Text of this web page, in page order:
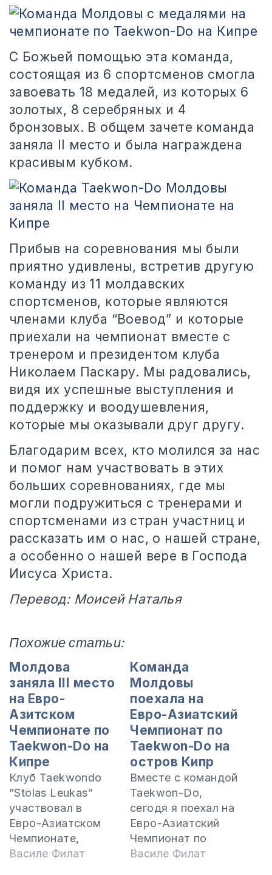
С Божьей помощью эта команда,
состоящая из 6 спортсменов смогла
завоевать 18 медалей, из которых 6
золотых, 8 серебряных и 4
бронзовых. В общем зачете команда
заняла II место и была награждена
красивым кубком.
Прибыв на соревнования мы были
приятно удивлены, встретив другую
команду из 11 молдавских
спортсменов, которые являются
членами клуба “Воевод” и которые
приехали на чемпионат вместе с
тренером и президентом клуба
Николаем Паскару. Мы радовались,
видя их успешные выступления и
поддержку и воодушевления,
которые мы оказывали друг другу.
Благодарим всех, кто молился за нас
и помог нам участвовать в этих
больших соревнованиях, где мы
могли подружиться с тренерами и
спортсменами из стран участниц и
рассказать им о нас, о нашей стране,
а особенно о нашей вере в Господа
Иисуса Христа.
Перевод: Моисей Наталья
Похожие статьи:
Молдова
заняла III место
на Евро-
Азитском
Чемпионате по
Taekwon-Do на
Кипре
Клуб Taekwondo
”Stolas Leukas”
участвовал в
Евро-Азиатском
Чемпионате,
который проходил
Василе Филат
Команда
Молдовы
поехала на
Евро-Азиатский
Чемпионат по
Taekwon-Do на
остров Кипр
Вместе с командой
Taekwon-Do,
сегодя я поехал на
Евро-Азиатский
Чемпионат по
Taekwon-Do,
Василе Филат